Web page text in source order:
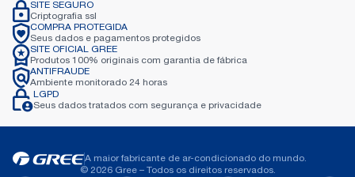
SITE SEGURO
Criptografia ssl
COMPRA PROTEGIDA
Seus dados e pagamentos protegidos
SITE OFICIAL GREE
Produtos 100% originais com garantia defábrica
ANTIFRAUDE
Ambiente monitorado 24 horas
LGPD
Seus dados tratados com segurança e privacidade
A maior fabricante de ar-condicionado do mundo.
© 2026 Gree – Todos os direitos reservados.